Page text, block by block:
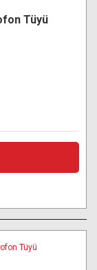
Tüyü